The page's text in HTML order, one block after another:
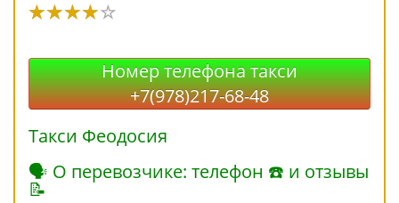
Номер телефона такси
+7(978)217-68-48
Такси Феодосия
🗣 О перевозчике: телефон ☎ и отзывы
📝